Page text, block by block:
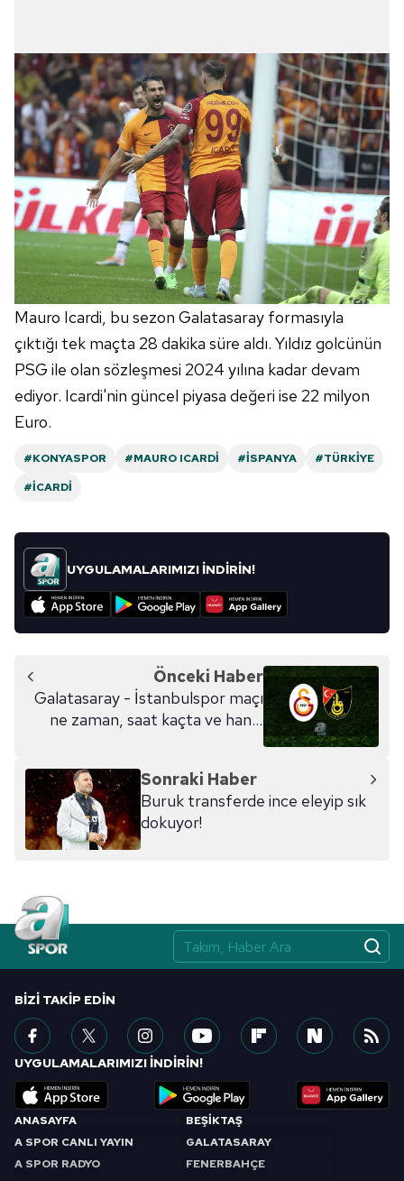
Mauro Icardi, bu sezon Galatasaray formasıyla
çıktığı tek maçta 28 dakika süre aldı. Yıldız golcünün
PSG ile olan sözleşmesi 2024 yılına kadar devam
ediyor. Icardi'nin güncel piyasa değeri ise 22 milyon
Euro.
#KONYASPOR #MAURO ICARDI #İSPANYA
#TÜRKIYE
#İCARDI
UYGULAMALARIMIZI İNDİRİN!
Önceki Haber
Galatasaray - İstanbulspor maçı
ne zaman, saat kaçta ve hangi
Sonraki Haber
Buruk transferde ince eleyip sık
dokuyor!
ANASAYFA
A SPOR CANLI YAYIN
A SPOR RADYO
BEŞİKTAŞ
GALATASARAY
FENERBAHÇE
BIZI TAKIP EDIN
UYGULAMALARIMIZI İNDİRİN!